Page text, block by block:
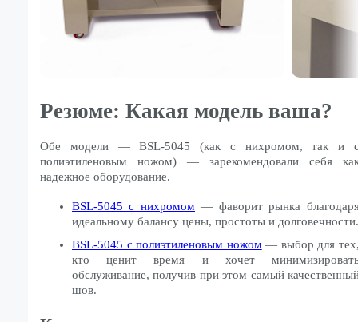
Резюме: Какая модель ваша?
Обе модели — BSL-5045 (как с нихромом, так и
полиэтиленовым ножом) — зарекомендовали себя
надежное оборудование.
BSL-5045 с нихромом — фаворит рынка
идеальному балансу цены, простоты и долговечности.
BSL-5045 с полиэтиленовым ножом — выбор для
кто ценит время и хочет
обслуживание, получив при этом самый
шов.